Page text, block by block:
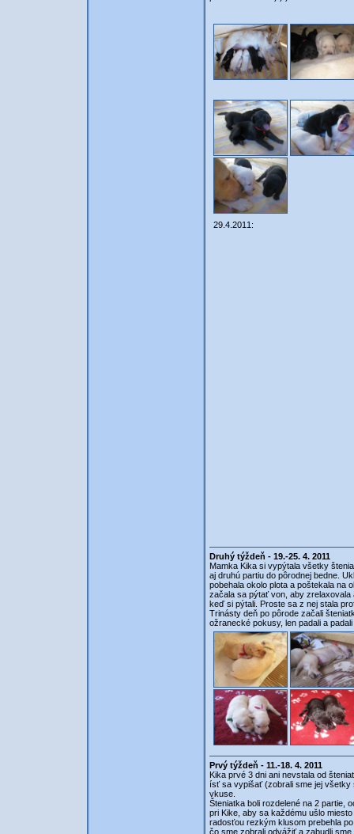
29.4.2011:
Druhý týždeň - 19.-25. 4. 2011
Mamka Kika si vypýtala všetky
aj druhú partiu do pôrodnej bedne.
pobehala okolo plota a poštekala na
začala sa pýtať von, aby
keď si pýtali. Proste sa z nej stala
Trinásty deň po pôrode začali
ožranecké pokusy, len padali a
Prvý týždeň - 11.-18. 4. 2011
Kika prvé 3 dni ani nevstala od
ísť sa vypišať (zobrali sme jej všetky
vkuse.
Šteniatka boli rozdelené na 2 partie,
pri Kike, aby sa každému ušlo
radosťou rezkým klusom prebehla
čo sme zobrali odvážiť a zabudli